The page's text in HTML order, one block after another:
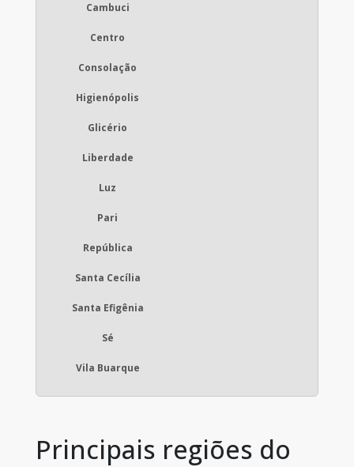
Cambuci
Centro
Consolação
Higienópolis
Glicério
Liberdade
Luz
Pari
República
Santa Cecília
Santa Efigênia
Sé
Vila Buarque
Principais regiões do